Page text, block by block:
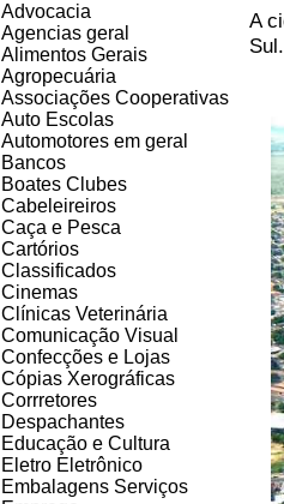
Advocacia
Agencias geral
Alimentos Gerais
Agropecuária
Associações Cooperativas
Auto Escolas
Automotores em geral
Bancos
Boates Clubes
Cabeleireiros
Caça e Pesca
Cartórios
Classificados
Cinemas
Clínicas Veterinária
Comunicação Visual
Confecções e Lojas
Cópias Xerográficas
Corrretores
Despachantes
Educação e Cultura
Eletro Eletrônico
Embalagens Serviços
A
Sul.